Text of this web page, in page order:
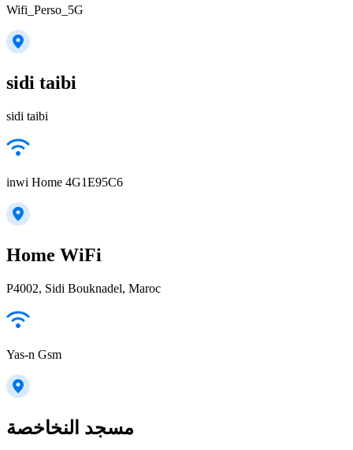
Wifi_Perso_5G
sidi taibi
sidi taibi
inwi Home 4G1E95C6
Home WiFi
P4002, Sidi Bouknadel, Maroc
Yas-n Gsm
مسجد النخاخصة